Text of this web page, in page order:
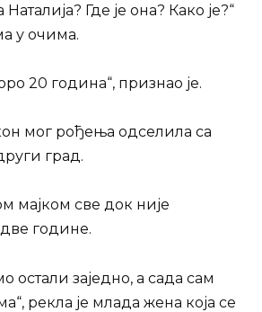
Наталија? Где је она? Како је?“
у очима.
20 година“, признао је.
мог рођења одселила са
град.
мајком све док није
године.
остали заједно, а сада сам
рекла је млада жена која се